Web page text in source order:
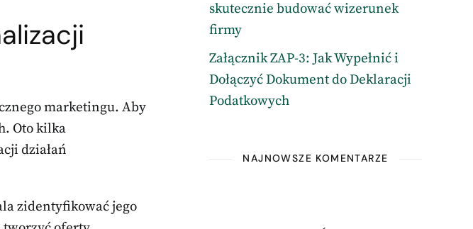
marketingu. Aby
Oto kilka
działań
zidentyfikować jego
skutecznie budować wizerunek
firmy
Załącznik ZAP-3: Jak Wypełnić i
Dołączyć Dokument do Deklaracji
Podatkowych
NAJNOWSZE KOMENTARZE